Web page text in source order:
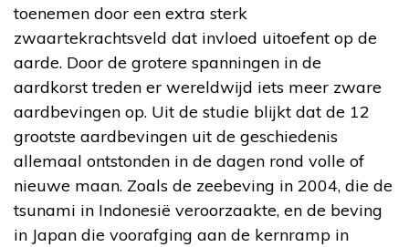
toenemen door een extra sterk
zwaartekrachtsveld dat invloed uitoefent op de
aarde. Door de grotere spanningen in de
aardkorst treden er wereldwijd iets meer zware
aardbevingen op. Uit de studie blijkt dat de 12
grootste aardbevingen uit de geschiedenis
allemaal ontstonden in de dagen rond volle of
nieuwe maan. Zoals de zeebeving in 2004, die de
tsunami in Indonesië veroorzaakte, en de beving
in Japan die voorafging aan de kernramp in